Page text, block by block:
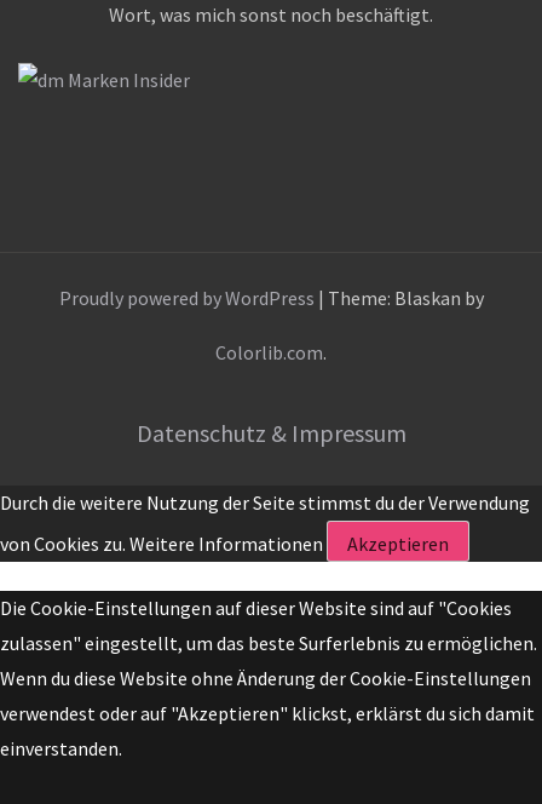
Wort, was mich sonst noch beschäftigt.
Proudly powered by WordPress | Theme: Blaskan by
Colorlib.com.
Datenschutz & Impressum
Durch die weitere Nutzung der Seite stimmst du der Verwendung
von Cookies zu. Weitere Informationen Akzeptieren
Die Cookie-Einstellungen auf dieser Website sind auf "Cookies
zulassen" eingestellt, um das beste Surferlebnis zu ermöglichen.
Wenn du diese Website ohne Änderung der Cookie-Einstellungen
verwendest oder auf "Akzeptieren" klickst, erklärst du sich damit
einverstanden.